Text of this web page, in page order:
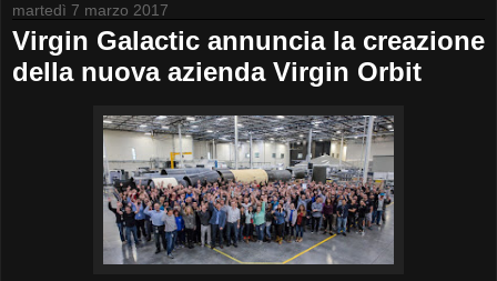
martedì 7 marzo 2017
Virgin Galactic annuncia la creazione
della nuova azienda Virgin Orbit